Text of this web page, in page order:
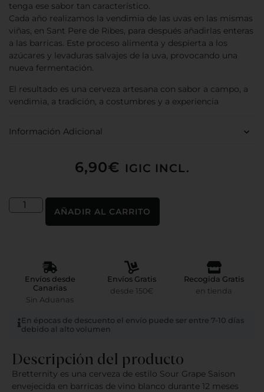
tenga ese sabor tan característico.
Cada año realizamos la vendimia de las uvas en las mismas
viñas, en Sant Pere de Ribes, para después añadirlas enteras
a las barricas. Este proceso alimenta y despierta a los
azúcares y levaduras salvajes de la uva, provocando una
nueva fermentación.
El resultado es una cerveza artesana con sabor a campo, a
vendimia, a tradición, a costumbres y a experiencia
Información Adicional
6,90€ IGIC INCL.
AÑADIR AL CARRITO
Envíos desde
Canarias
Sin Aduanas
Envíos Gratis
desde 150€
Recogida Gratis
en tienda
En épocas de descuento el envío puede ser entre 7-10 días
debido al alto volumen
Descripción del producto
Bretternity es una cerveza de estilo Sour Grape Saison
envejecida en barricas de vino blanco durante 12 meses